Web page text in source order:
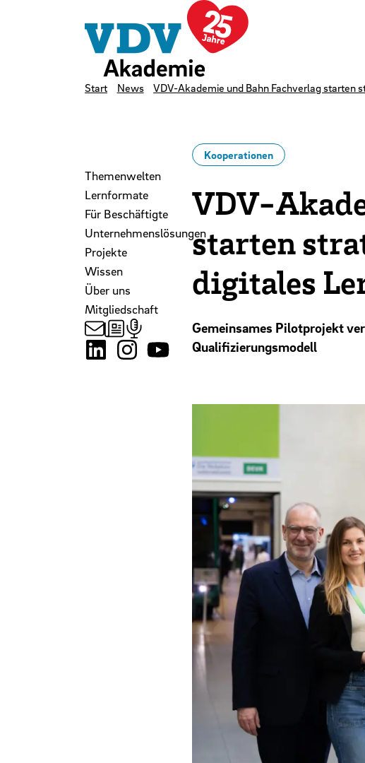
Themenwelten
Lernformate
Für Beschäftigte
Unternehmenslösungen
Projekte
Wissen
Über uns
Mitgliedschaft
Start News VDV-Akademie und Bahn Fachverlag starten
Kooperationen
VDV-
starten
digitales
Gemeinsames Pilotprojekt
Qualifizierungsmodell